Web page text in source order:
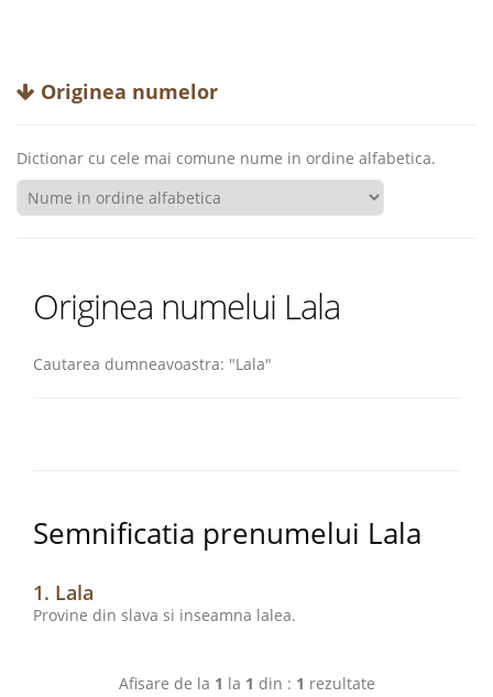
Originea numelor
Dictionar cu cele mai comune nume in ordine alfabetica.
Originea numelui Lala
Cautarea dumneavoastra: "Lala"
Semnificatia prenumelui Lala
1. Lala
Provine din slava si inseamna lalea.
Afisare de la 1 la 1 din : 1 rezultate